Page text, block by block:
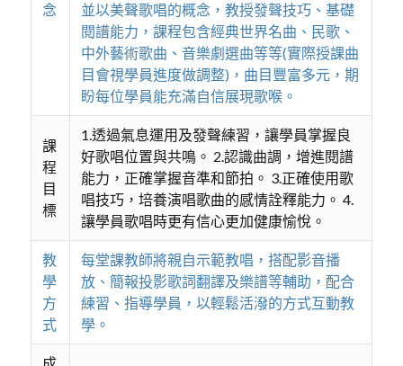
念
並以美聲歌唱的概念，教授發聲技巧、基礎
閱譜能力，課程包含經典世界名曲、民歌、
中外藝術歌曲、音樂劇選曲等等(實際授課曲
目會視學員進度做調整)，曲目豐富多元，期
盼每位學員能充滿自信展現歌喉。
課
程
目
標
1.透過氣息運用及發聲練習，讓學員掌握良
好歌唱位置與共鳴。 2.認識曲調，增進閱譜
能力，正確掌握音準和節拍。 3.正確使用歌
唱技巧，培養演唱歌曲的感情詮釋能力。 4.
讓學員歌唱時更有信心更加健康愉悅。
教
學
方
式
每堂課教師將親自示範教唱，搭配影音播
放、簡報投影歌詞翻譯及樂譜等輔助，配合
練習、指導學員，以輕鬆活潑的方式互動教
學。